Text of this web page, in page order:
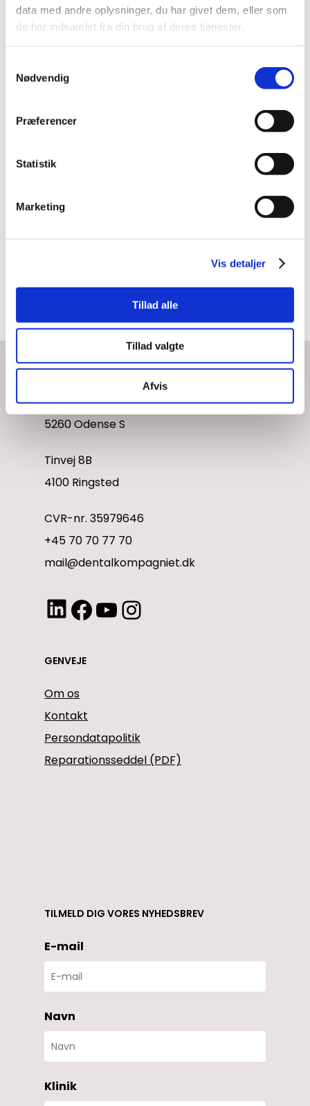
data med andre oplysninger, du har givet dem, eller som
de har indsamlet fra din brug af deres tjenester.
Nødvendig
Præferencer
Statistik
Marketing
Vis detaljer
Tillad alle
Tillad valgte
Afvis
S-bord m. 5 instrumentholdere og 3
instrumenter:
MAIA LED lampe
For en merpris kan du opgradere
DENTAL KOMPAGNIET
Lucernemarken 8
5260 Odense S
Tinvej 8B
4100 Ringsted
CVR-nr. 35979646
+45 70 70 77 70
mail@dentalkompagniet.dk
LinkedIn
Facebook
YouTube
GENVEJE
Om os
Kontakt
Persondatapolitik
Reparationsseddel (PDF)
TILMELD DIG VORES NYHEDSBREV
E-mail
Navn
Klinik